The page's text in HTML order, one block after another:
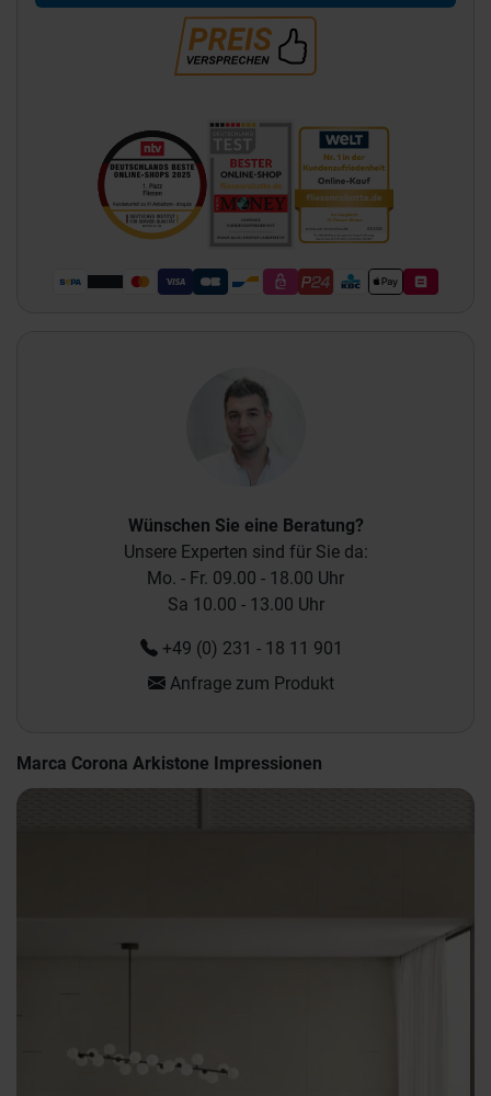
Wünschen Sie eine Beratung?
Unsere Experten sind für Sie da:
Mo. - Fr. 09.00 - 18.00 Uhr
Sa 10.00 - 13.00 Uhr
+49 (0) 231 - 18 11 901
Anfrage zum Produkt
Marca Corona Arkistone Impressionen